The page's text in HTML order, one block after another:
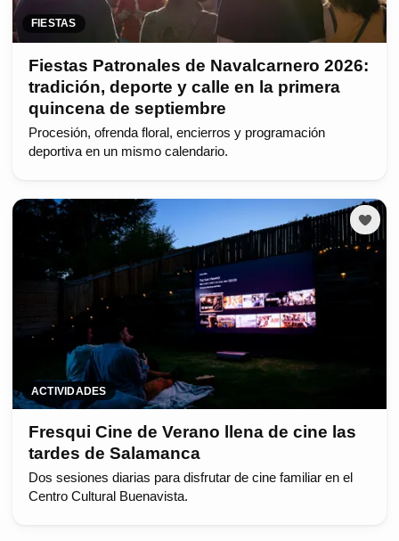
FIESTAS
Fiestas Patronales de Navalcarnero 2026:
tradición, deporte y calle en la primera
quincena de septiembre
Procesión, ofrenda floral, encierros y programación
deportiva en un mismo calendario.
ACTIVIDADES
Fresqui Cine de Verano llena de cine las
tardes de Salamanca
Dos sesiones diarias para disfrutar de cine familiar en el
Centro Cultural Buenavista.